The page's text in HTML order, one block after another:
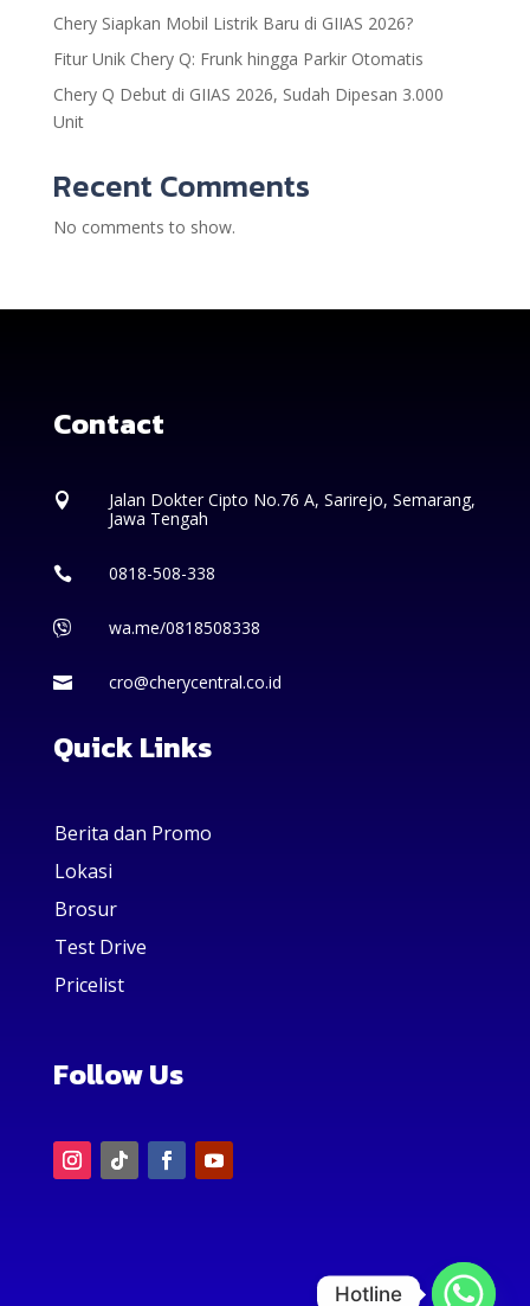
Chery Siapkan Mobil Listrik Baru di GIIAS 2026?
Fitur Unik Chery Q: Frunk hingga Parkir Otomatis
Chery Q Debut di GIIAS 2026, Sudah Dipesan 3.000
Unit
Recent Comments
No comments to show.
Contact

Jalan Dokter Cipto No.76 A, Sarirejo, Semarang,
Jawa Tengah
 0818-508-338
 wa.me/0818508338
 cro@cherycentral.co.id
Quick Links
Berita dan Promo
Lokasi
Brosur
Test Drive
Pricelist
Follow Us
Hotline